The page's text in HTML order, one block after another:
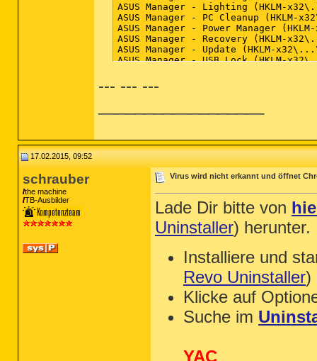
--- --- ---
17.02.2015, 09:52
schrauber
the machine
TB-Ausbilder
Virus wird nicht erkannt und öffnet
Lade Dir bitte von
Uninstaller) herunter.
Installiere und
Revo Uninstaller)
Klicke auf
Suche im
YAC